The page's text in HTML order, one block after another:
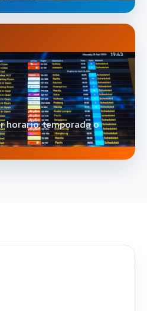
horario, temporada o